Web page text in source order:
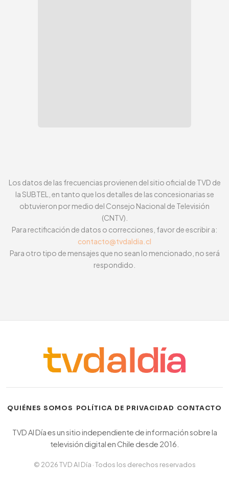
Los datos de las frecuencias provienen del sitio oficial de TVD de
la SUBTEL, en tanto que los detalles de las concesionarias se
obtuvieron por medio del Consejo Nacional de Televisión
(CNTV).
Para rectificación de datos o correcciones, favor de escribir a:
contacto@tvdaldia.cl
Para otro tipo de mensajes que no sean lo mencionado, no será
respondido.
QUIÉNES SOMOS ·POLÍTICA DE PRIVACIDAD ·CONTACTO
TVD Al Día es un sitio independiente de información sobre la
televisión digital en Chile desde 2016.
© 2026 TVD Al Día · Todos los derechos reservados